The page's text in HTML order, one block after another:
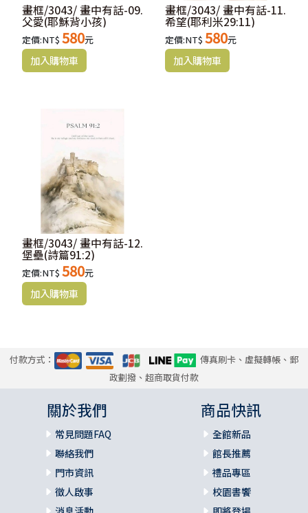
畫框/3043/ 畫中有話-09.
父愛(耶穌背小孩)
定價:NT$ 580元
畫框/3043/ 畫中有話-11.
希望(耶利米29:11)
定價:NT$ 580元
畫框/3043/ 畫中有話-12.
堡壘(詩篇91:2)
定價:NT$ 580元
付款方式：
傳真刷卡、虛擬轉帳、郵
政劃撥、超商取貨付款
關於我們
常見問題FAQ
聯絡我們
門市資訊
徵人啟事
商品快訊
全館新品
館長推薦
禮品專區
校園書饗